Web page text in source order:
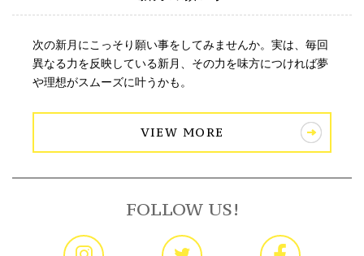
次の新月にこっそり願い事をしてみませんか。実は、毎回
異なる力を反映している新月、その力を味方につければ夢
や理想がスムーズに叶うかも。
VIEW MORE
FOLLOW US!